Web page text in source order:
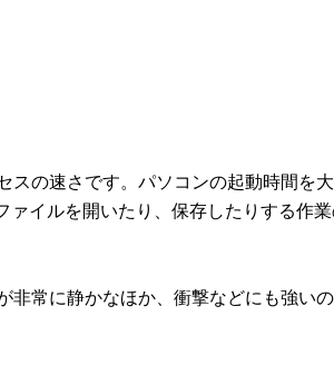
の速さです。パソコンの起動時間を
イルを開いたり、保存したりする作
非常に静かなほか、衝撃などにも強い